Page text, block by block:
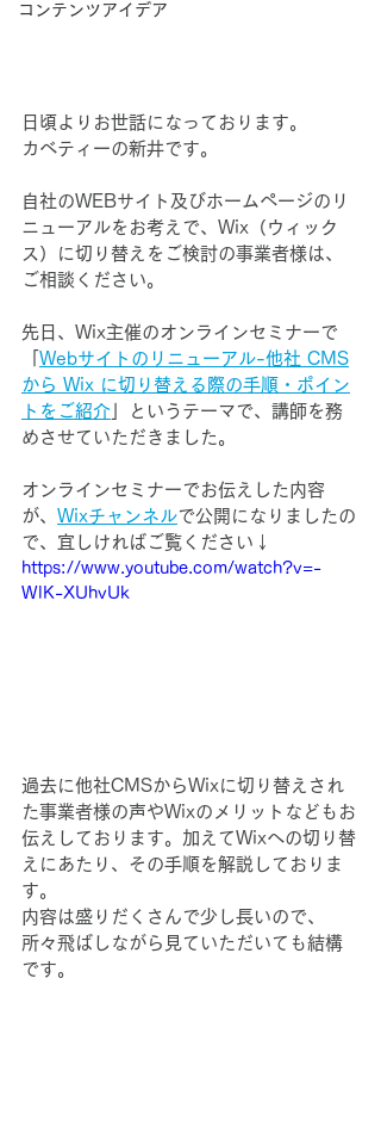
コンテンツアイデア
日頃よりお世話になっております。
カベティーの新井です。
自社のWEBサイト及びホームページのリ
ニューアルをお考えで、Wix（ウィック
ス）に切り替えをご検討の事業者様は、
ご相談ください。
先日、Wix主催のオンラインセミナーで
Webサイトのリニューアル-他社 CMS
から Wix に切り替える際の手順・ポイン
トをご紹介 」というテーマで、講師を務
めさせていただきました。
オンラインセミナーでお伝えした内容
が、 Wixチャンネルで公開になりましたの
で、宜しければご覧ください↓
https://www.youtube.com/watch?v=-
WlK-XUhvUk
過去に他社CMSからWixに切り替えされ
た事業者様の声やWixのメリットなどもお
伝えしております。加えてWixへの切り替
えにあたり、その手順を解説しておりま
す。
内容は盛りだくさんで少し長いので、
所々飛ばしながら見ていただいても結構
です。